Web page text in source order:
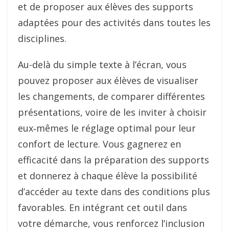
et de proposer aux élèves des supports
adaptées pour des activités dans toutes les
disciplines.
Au-delà du simple texte à l’écran, vous
pouvez proposer aux élèves de visualiser
les changements, de comparer différentes
présentations, voire de les inviter à choisir
eux‑mêmes le réglage optimal pour leur
confort de lecture. Vous gagnerez en
efficacité dans la préparation des supports
et donnerez à chaque élève la possibilité
d’accéder au texte dans des conditions plus
favorables. En intégrant cet outil dans
votre démarche, vous renforcez l’inclusion